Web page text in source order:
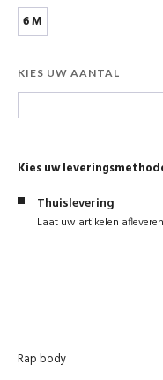
6 M
KIES UW AANTAL
Kies uw
Thuislevering
Laat uw artikelen
Rap body